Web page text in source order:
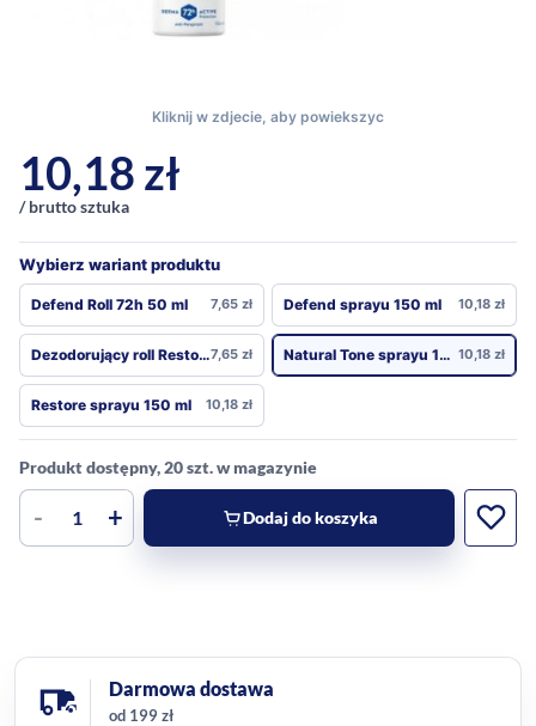
10,18zł
/ brutto sztuka
Wybierz wariant produktu
Defend Roll 72h 50 ml 7,65 zł Defend sprayu 150 ml 10,18 zł
Dezodorujący roll Restore 50 ml7,65 zł Natural Tone sprayu 150 ml 10,18 zł
Restore sprayu 150 ml 10,18 zł
Produkt dostępny, 20 szt. w magazynie
- + Dodaj do koszyka
Darmowa dostawa
od 199 zł